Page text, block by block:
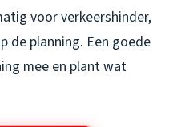
voor verkeershinder,
de planning. Een goede
mee en plant wat